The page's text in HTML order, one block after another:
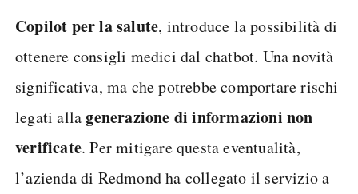
Copilot per la salute, introduce la possibilità di
ottenere consigli medici dal chatbot. Una novità
significativa, ma che potrebbe comportare rischi
legati allagenerazione di informazioni non
verificate. Per mitigare questa eventualità,
l’azienda di Redmond ha collegato il servizio a